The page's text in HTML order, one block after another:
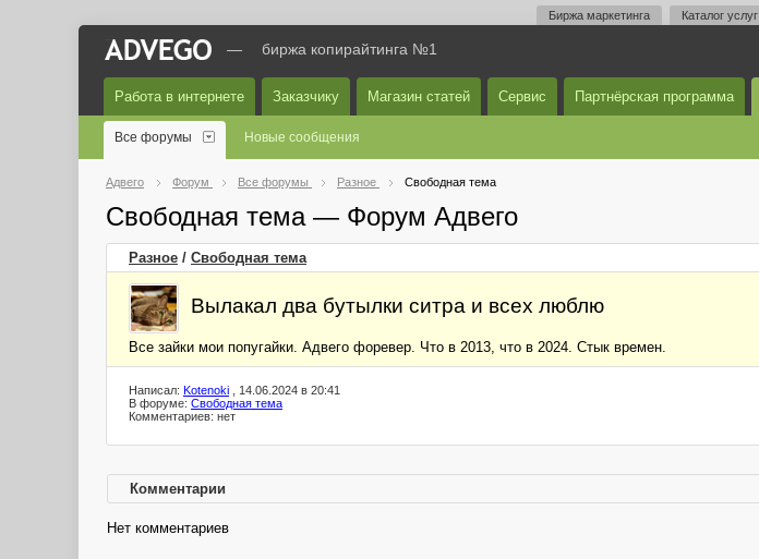
Биржа маркетинга Каталог услуг
— биржа копирайтинга №1
Работа в интернете Заказчику Магазин статей Сервис Партнёрская программа
Все форумы Новые сообщения
Адвего Форум Все форумы Разное Свободная тема
Свободная тема — Форум Адвего
Разное / Свободная тема
Вылакал два бутылки ситра и всех люблю
Все зайки мои попугайки. Адвего форевер. Что в 2013, что в 2024. Стык времен.
Написал: Kotenoki , 14.06.2024 в 20:41
В форуме: Свободная тема
Комментариев: нет
Комментарии
Нет комментариев